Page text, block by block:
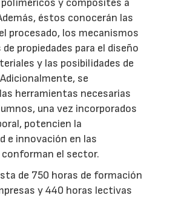
y composites a
éstos conocerán las
procesado, los mecanismos
propiedades para el diseño
y las posibilidades de
se
herramientas necesarias
una vez incorporados
potencien la
e innovación en las
conforman el sector.
de 750 horas de formación
y 440 horas lectivas